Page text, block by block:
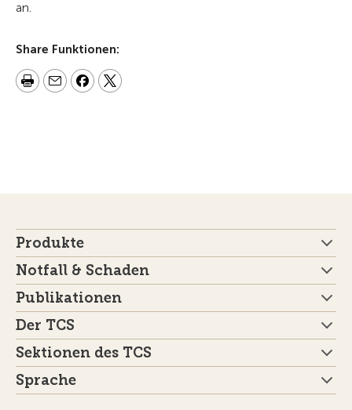
an.
Share Funktionen:
Produkte
Notfall & Schaden
Publikationen
Der TCS
Sektionen des TCS
Sprache